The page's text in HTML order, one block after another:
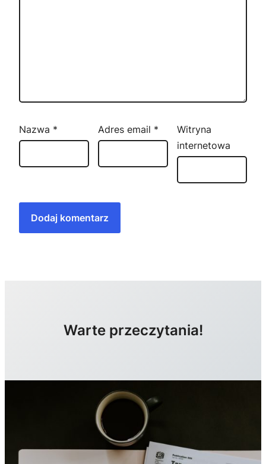
Nazwa * Adres email *
Witryna
internetowa
Warte przeczytania!